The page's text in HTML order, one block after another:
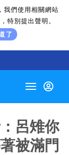
我們使用相關網站
特別提出聲明。
了
Toggle
呂雉你
被滿門